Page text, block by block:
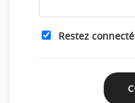
Restez connecté